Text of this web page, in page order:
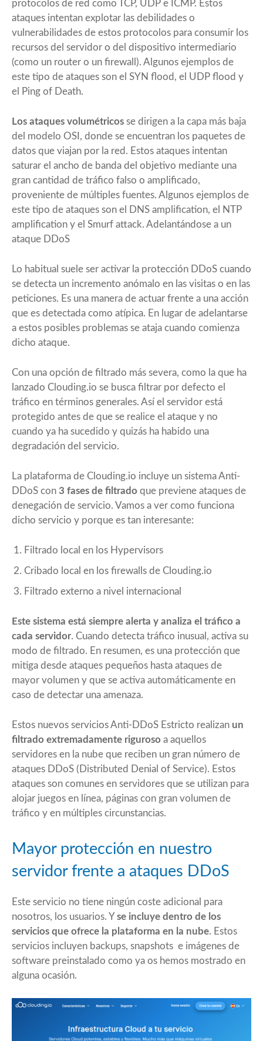
protocolos de red como TCP, UDP e ICMP. Estos
ataques intentan explotar las debilidades o
vulnerabilidades de estos protocolos para consumir los
recursos del servidor o del dispositivo intermediario
(como un router o un firewall). Algunos ejemplos de
este tipo de ataques son el SYN flood, el UDP flood y
el Ping of Death.
Los ataques volumétricos se dirigen a la capa más baja
del modelo OSI, donde se encuentran los paquetes de
datos que viajan por la red. Estos ataques intentan
saturar el ancho de banda del objetivo mediante una
gran cantidad de tráfico falso o amplificado,
proveniente de múltiples fuentes. Algunos ejemplos de
este tipo de ataques son el DNS amplification, el NTP
amplification y el Smurf attack. Adelantándose a un
ataque DDoS
Lo habitual suele ser activar la protección DDoS cuando
se detecta un incremento anómalo en las visitas o en las
peticiones. Es una manera de actuar frente a una acción
que es detectada como atípica. En lugar de adelantarse
a estos posibles problemas se ataja cuando comienza
dicho ataque.
Con una opción de filtrado más severa, como la que ha
lanzado Clouding.io se busca filtrar por defecto el
tráfico en términos generales. Así el servidor está
protegido antes de que se realice el ataque y no
cuando ya ha sucedido y quizás ha habido una
degradación del servicio.
La plataforma de Clouding.io incluye un sistema Anti-
DDoS con 3 fases de filtrado que previene ataques de
denegación de servicio. Vamos a ver como funciona
dicho servicio y porque es tan interesante:
Filtrado local en los Hypervisors
Cribado local en los firewalls de Clouding.io
Filtrado externo a nivel internacional
Este sistema está siempre alerta y analiza el tráfico a
cada servidor. Cuando detecta tráfico inusual, activa su
modo de filtrado. En resumen, es una protección que
mitiga desde ataques pequeños hasta ataques de
mayor volumen y que se activa automáticamente en
caso de detectar una amenaza.
Estos nuevos servicios Anti-DDoS Estricto realizan un
filtrado extremadamente riguroso a aquellos
servidores en la nube que reciben un gran número de
ataques DDoS (Distributed Denial of Service). Estos
ataques son comunes en servidores que se utilizan para
alojar juegos en línea, páginas con gran volumen de
tráfico y en múltiples circunstancias.
Mayor protección en nuestro
servidor frente a ataques DDoS
Este servicio no tiene ningún coste adicional para
nosotros, los usuarios. Y se incluye dentro de los
servicios que ofrece la plataforma en la nube. Estos
servicios incluyen backups, snapshots e imágenes de
software preinstalado como ya os hemos mostrado en
alguna ocasión.